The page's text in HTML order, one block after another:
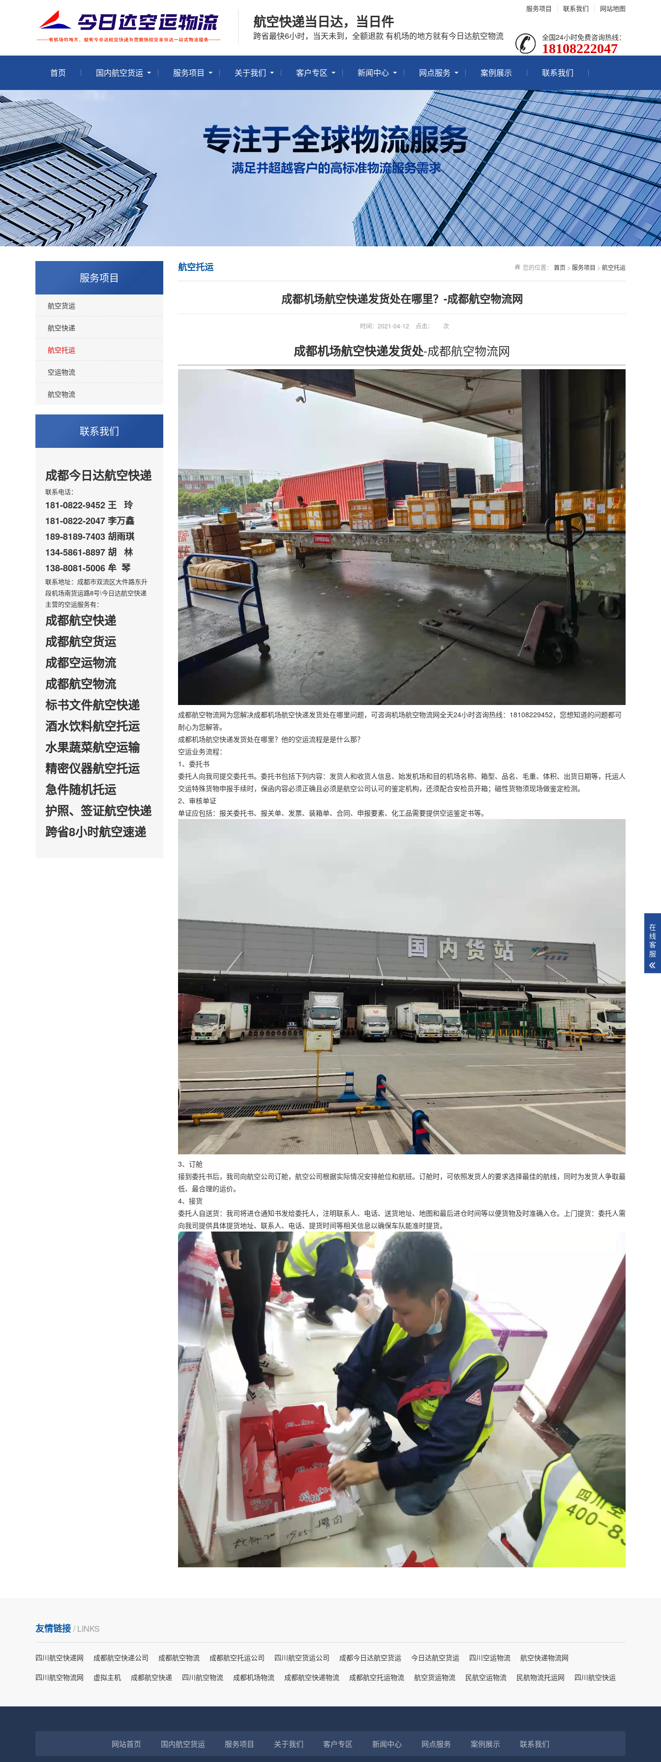
服务项目 | 联系我们 | 网站地图
航空快递当日达，当日件
跨省最快6小时，当天未到，全额退款 有机场的地方就有今日达航空物流 全国24小时免费咨询热线：
18108222047
首页 国内航空货运 服务项目 关于我们 客户专区 新闻中心 网点服务 案例展示 联系我们
服务项目
航空货运
航空快递
航空托运
空运物流
航空物流
联系我们
成都今日达航空快递
联系电话：
181-0822-9452 王 玲
181-0822-2047 李万鑫
189-8189-7403 胡雨琪
134-5861-8897 胡 林
138-8081-5006 牟 琴
联系地址：成都市双流区大件路东升
段机场南货运路8号\今日达航空快递
主营的空运服务有：
成都航空快递
成都航空货运
成都空运物流
成都航空物流
标书文件航空快递
酒水饮料航空托运
水果蔬菜航空运输
精密仪器航空托运
急件随机托运
护照、签证航空快递
跨省8小时航空速递
您的位置： 首页 > 服务项目 > 航空托运
航空托运
成都机场航空快递发货处在哪里？-成都航空物流网
时间：2021-04-12 点击： 次
成都机场航空快递发货处-成都航空物流网
成都航空物流网为您解决成都机场航空快递发货处在哪里问题，可咨询机场航空物流网全天24小时咨询热线：18108229452，您想知道的问题都可
耐心为您解答。
成都机场航空快递发货处在哪里？ 他的空运流程是是什么那？
空运业务流程：
1、委托书
委托人向我司提交委托书。委托书包括下列内容：发货人和收货人信息、始发机场和目的机场名称、箱型、品名、毛重、体积、出货日期等，托运人
交运特殊货物申报手续时，保函内容必须正确且必须是航空公司认可的鉴定机构，还须配合安检员开箱；磁性货物须现场做鉴定检测。
2、审核单证
单证应包括：报关委托书、报关单、发票、装箱单、合同、申报要素、化工品需要提供空运鉴定书等。
3、订舱
接到委托书后，我司向航空公司订舱，航空公司根据实际情况安排舱位和航班。订舱时，可依照发货人的要求选择最佳的航线，同时为发货人争取最
低、最合理的运价。
4、接货
委托人自送货：我司将进仓通知书发给委托人，注明联系人、电话、送货地址、地图和最后进仓时间等以便货物及时准确入仓。上门提货：委托人需
向我司提供具体提货地址、联系人、电话、提货时间等相关信息以确保车队能准时提货。
友情链接 / LINKS
四川航空快递网 成都航空快递公司 成都航空物流 成都航空托运公司 四川航空货运公司 成都今日达航空货运 今日达航空货运 四川空运物流
航空快递物流网
四川航空物流网
虚拟主机 成都航空快递 四川航空物流 成都机场物流 成都航空快递物流 成都航空托运物流 航空货运物流 民航空运物流 民航物流托运网 四川航空快运
网站首页 国内航空货运 服务项目 关于我们 客户专区 新闻中心 网点服务 案例展示 联系我们
在
线
客
服